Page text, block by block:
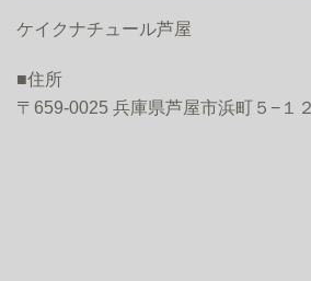
ケイクナチュール芦屋
■住所
〒659-0025 兵庫県芦屋市浜町５−１